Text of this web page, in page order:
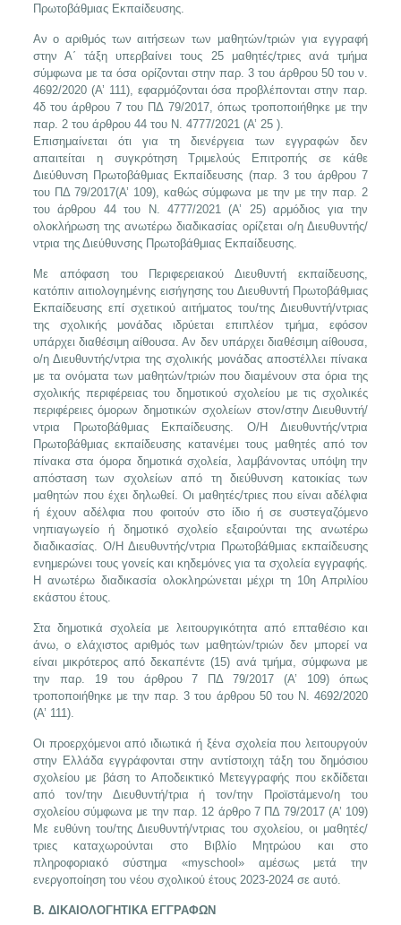
Πρωτοβάθμιας Εκπαίδευσης.
Αν ο αριθμός των αιτήσεων των μαθητών/τριών για εγγραφή
στην Α΄ τάξη υπερβαίνει τους 25 μαθητές/τριες ανά τμήμα
σύμφωνα με τα όσα ορίζονται στην παρ. 3 του άρθρου 50 του ν.
4692/2020 (Α’ 111), εφαρμόζονται όσα προβλέπονται στην παρ.
4δ του άρθρου 7 του ΠΔ 79/2017, όπως τροποποιήθηκε με την
παρ. 2 του άρθρου 44 του Ν. 4777/2021 (Α’ 25 ).
Επισημαίνεται ότι για τη διενέργεια των εγγραφών δεν
απαιτείται η συγκρότηση Τριμελούς Επιτροπής σε κάθε
Διεύθυνση Πρωτοβάθμιας Εκπαίδευσης (παρ. 3 του άρθρου 7
του ΠΔ 79/2017(Α’ 109), καθώς σύμφωνα με την με την παρ. 2
του άρθρου 44 του Ν. 4777/2021 (Α’ 25) αρμόδιος για την
ολοκλήρωση της ανωτέρω διαδικασίας ορίζεται ο/η Διευθυντής/
ντρια της Διεύθυνσης Πρωτοβάθμιας Εκπαίδευσης.
Με απόφαση του Περιφερειακού Διευθυντή εκπαίδευσης,
κατόπιν αιτιολογημένης εισήγησης του Διευθυντή Πρωτοβάθμιας
Εκπαίδευσης επί σχετικού αιτήματος του/της Διευθυντή/ντριας
της σχολικής μονάδας ιδρύεται επιπλέον τμήμα, εφόσον
υπάρχει διαθέσιμη αίθουσα. Αν δεν υπάρχει διαθέσιμη αίθουσα,
ο/η Διευθυντής/ντρια της σχολικής μονάδας αποστέλλει πίνακα
με τα ονόματα των μαθητών/τριών που διαμένουν στα όρια της
σχολικής περιφέρειας του δημοτικού σχολείου με τις σχολικές
περιφέρειες όμορων δημοτικών σχολείων στον/στην Διευθυντή/
ντρια Πρωτοβάθμιας Εκπαίδευσης. Ο/Η Διευθυντής/ντρια
Πρωτοβάθμιας εκπαίδευσης κατανέμει τους μαθητές από τον
πίνακα στα όμορα δημοτικά σχολεία, λαμβάνοντας υπόψη την
απόσταση των σχολείων από τη διεύθυνση κατοικίας των
μαθητών που έχει δηλωθεί. Οι μαθητές/τριες που είναι αδέλφια
ή έχουν αδέλφια που φοιτούν στο ίδιο ή σε συστεγαζόμενο
νηπιαγωγείο ή δημοτικό σχολείο εξαιρούνται της ανωτέρω
διαδικασίας. Ο/Η Διευθυντής/ντρια Πρωτοβάθμιας εκπαίδευσης
ενημερώνει τους γονείς και κηδεμόνες για τα σχολεία εγγραφής.
Η ανωτέρω διαδικασία ολοκληρώνεται μέχρι τη 10η Απριλίου
εκάστου έτους.
Στα δημοτικά σχολεία με λειτουργικότητα από επταθέσιο και
άνω, ο ελάχιστος αριθμός των μαθητών/τριών δεν μπορεί να
είναι μικρότερος από δεκαπέντε (15) ανά τμήμα, σύμφωνα με
την παρ. 19 του άρθρου 7 ΠΔ 79/2017 (Α’ 109) όπως
τροποποιήθηκε με την παρ. 3 του άρθρου 50 του Ν. 4692/2020
(Α’ 111).
Οι προερχόμενοι από ιδιωτικά ή ξένα σχολεία που λειτουργούν
στην Ελλάδα εγγράφονται στην αντίστοιχη τάξη του δημόσιου
σχολείου με βάση το Αποδεικτικό Μετεγγραφής που εκδίδεται
από τον/την Διευθυντή/τρια ή τον/την Προϊστάμενο/η του
σχολείου σύμφωνα με την παρ. 12 άρθρο 7 ΠΔ 79/2017 (Α’ 109)
Με ευθύνη του/της Διευθυντή/ντριας του σχολείου, οι μαθητές/
τριες καταχωρούνται στο Βιβλίο Μητρώου και στο
πληροφοριακό σύστημα «myschool» αμέσως μετά την
ενεργοποίηση του νέου σχολικού έτους 2023-2024 σε αυτό.
Β. ΔΙΚΑΙΟΛΟΓΗΤΙΚΑ ΕΓΓΡΑΦΩΝ